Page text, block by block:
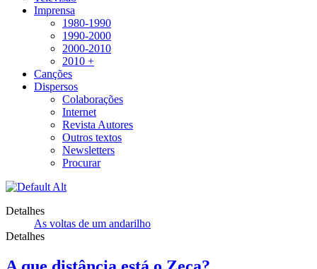
Imprensa
1980-1990
1990-2000
2000-2010
2010 +
Canções
Dispersos
Colaborações
Internet
Revista Autores
Outros textos
Newsletters
Procurar
Detalhes
As voltas de um andarilho
Detalhes